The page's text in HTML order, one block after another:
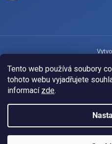
Tento web používá soubory
tohoto webu vyjadřujete
informací zde.
Copyright 2026